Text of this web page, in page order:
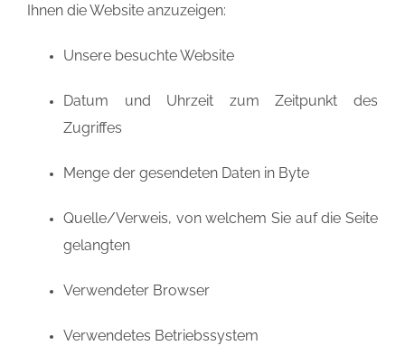
Ihnen die Website anzuzeigen:
Unsere besuchte Website
Datum und Uhrzeit zum Zeitpunkt des
Zugriffes
Menge der gesendeten Daten in Byte
Quelle/Verweis, von welchem Sie auf die Seite
gelangten
Verwendeter Browser
Verwendetes Betriebssystem